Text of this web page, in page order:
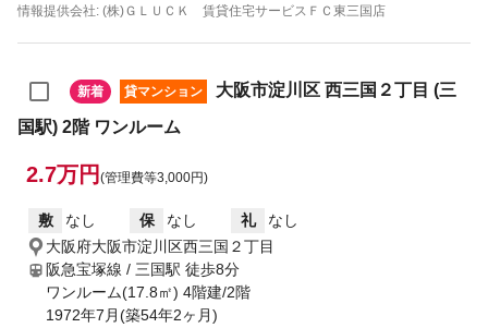
情報提供会社: (株)ＧＬＵＣＫ 賃貸住宅サービスＦＣ東三国店
新着 貸マンション
大阪市淀川区 西三国２丁目 (三
国駅) 2階 ワンルーム
2.7万円 (管理費等3,000円)
敷 なし 保 なし 礼
なし
大阪府大阪市淀川区西三国２丁目
阪急宝塚線 / 三国駅 徒歩8分
ワンルーム(17.8㎡) 4階建/2階
1972年7月(築54年2ヶ月)